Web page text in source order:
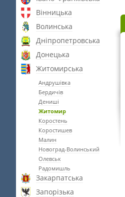
Вінницька
Волинська
Дніпропетровська
Донецька
Житомирська
Андрушівка
Бердичів
Дениші
Житомир
Коростень
Коростишев
Малин
Новоград-Волинський
Олевськ
Радомишль
Закарпатська
Запорізька